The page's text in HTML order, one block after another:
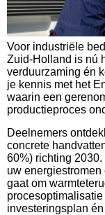
Voor industriële
Zuid-Holland is nú
verduurzaming én
je kennis met het
waarin een
productieproces
Deelnemers
concrete
60%) richting
uw
gaat om
investeringsplan